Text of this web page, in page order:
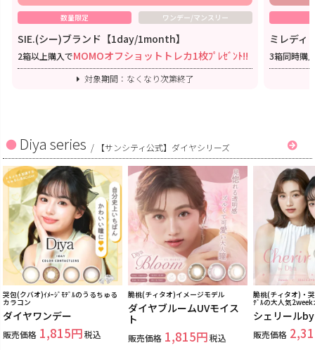
数量限定 ワンデー/マンスリー
SIE.(シー)ブランド【1day/1month】
2箱以上購入でMOMOオフショットトレカ1枚ﾌﾟﾚｾﾞﾝﾄ!!
対象期間：なくなり次第終了
ミレディ
3箱同時購
Diya series / 【サンシティ公式】ダイヤシリーズ
哭包(クバオ)ｲﾒｰｼﾞﾓﾃﾞﾙのうるちゅる
カラコン
ダイヤワンデー
販売価格 1,815 税込
脆桃(チィタオ)イメージモデル
ダイヤブルームUVモイス
ト
販売価格 1,815 税込
脆桃(チィタオ)・
ﾃﾞﾙの大人気2week
シェリール
販売価格